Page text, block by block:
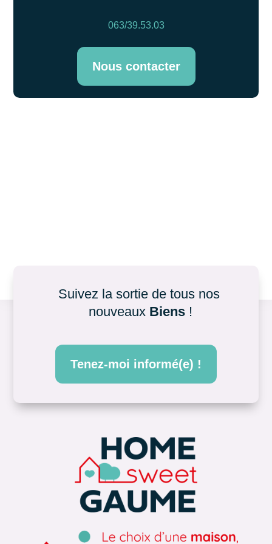
063/39.53.03
Nous contacter
Suivez la sortie de tous nos
nouveaux Biens !
Tenez-moi informé(e) !